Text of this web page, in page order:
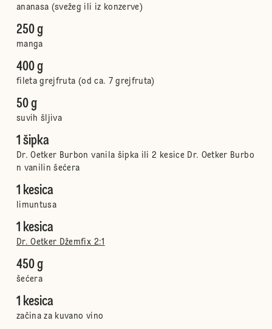
ananasa (svežeg ili iz konzerve)
250 g
manga
400 g
fileta grejfruta (od ca. 7 grejfruta)
50 g
suvih šljiva
1 šipka
Dr. Oetker Burbon vanila šipka ili 2 kesice Dr. Oetker Burbo
n vanilin šećera
1 kesica
limuntusa
1 kesica
Dr. Oetker Džemfix 2:1
450 g
šećera
1 kesica
začina za kuvano vino